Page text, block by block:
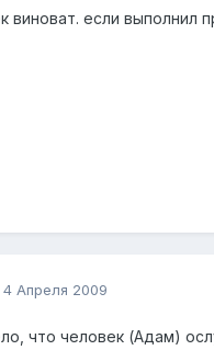
виноват. если выполнил
4 Апреля 2009
что человек (Адам)